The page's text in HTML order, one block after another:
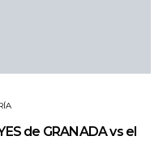
de GRANADA vs el